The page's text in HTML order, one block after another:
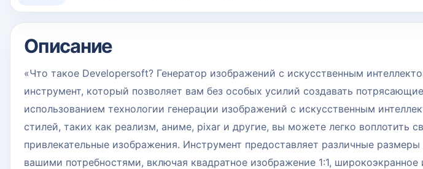
Описание
«Что такое Developersoft? Генератор изображений с искусственным
инструмент, который позволяет вам без особых усилий создавать
использованием технологии генерации изображений с искусственным
стилей, таких как реализм, аниме, pixar и другие, вы можете легко воплотить
привлекательные изображения. Инструмент предоставляет различные
вашими потребностями, включая квадратное изображение 1:1,